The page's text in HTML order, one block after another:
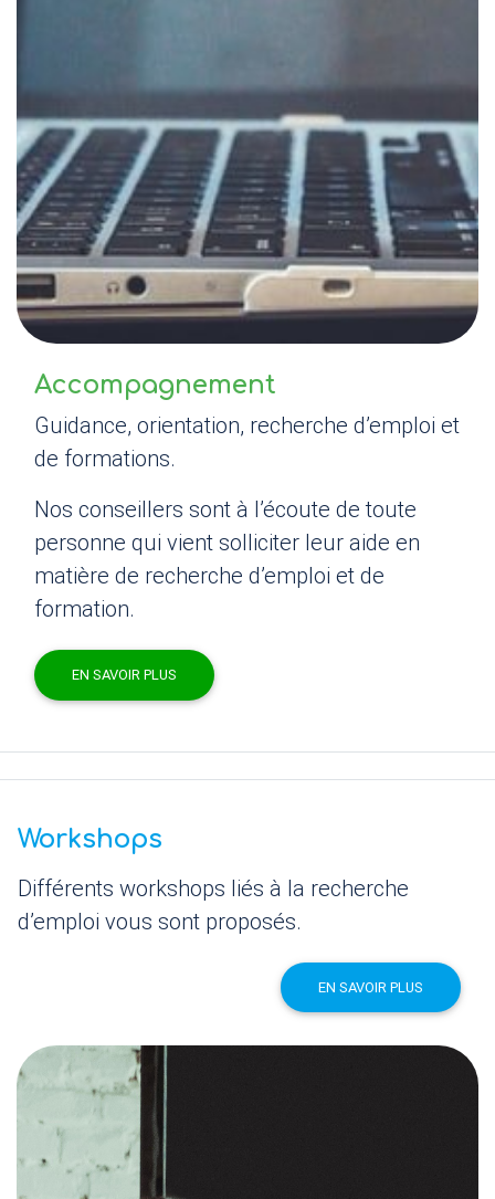
Accompagnement
Guidance, orientation, recherche d’emploi et
de formations.
Nos conseillers sont à l’écoute de toute
personne qui vient solliciter leur aide en
matière de recherche d’emploi et de
formation.
EN SAVOIR PLUS
Workshops
Différents workshops liés à la recherche
d’emploi vous sont proposés.
EN SAVOIR PLUS